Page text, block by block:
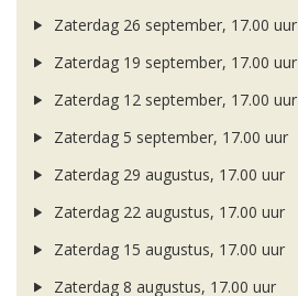
Zaterdag 26 september, 17.00 uur
Zaterdag 19 september, 17.00 uur
Zaterdag 12 september, 17.00 uur
Zaterdag 5 september, 17.00 uur
Zaterdag 29 augustus, 17.00 uur
Zaterdag 22 augustus, 17.00 uur
Zaterdag 15 augustus, 17.00 uur
Zaterdag 8 augustus, 17.00 uur